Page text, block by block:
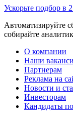
Ускорьте подбор в
Автоматизируйте
собирайте
О компании
Наши
Партнерам
Реклама на
Новости и
Инвесторам
Кандидаты